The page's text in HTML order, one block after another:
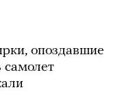
опоздавшие
самолет